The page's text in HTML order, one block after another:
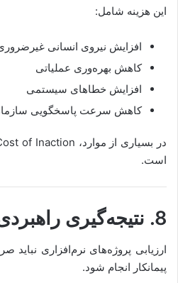
این هزینه شامل:
افزایش نیروی انسانی
کاهش بهره‌وری عملیاتی
افزایش خطاهای سیستمی
کاهش سرعت پاسخگویی
است.
8. نتیجه‌گیری راهبردی
ارزیابی پروژه‌های نرم‌افزاری
پیمانکار انجام شود.